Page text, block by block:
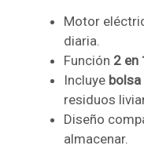
Motor
diaria.
Función 2 en
Incluye
residuos
Diseño
almacenar.